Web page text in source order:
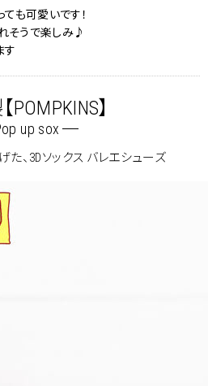
も可愛いです！
そうで楽しみ♪
す
POMPKINS】
up sox
、3Dソックス バレエシューズ